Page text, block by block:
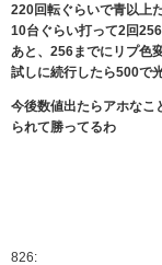
220回転ぐらいで青以上
10台ぐらい打って2回
あと、256までにリプ色
試しに続行したら500で
今後数値出たらアホなこ
られて勝ってるわ
826: